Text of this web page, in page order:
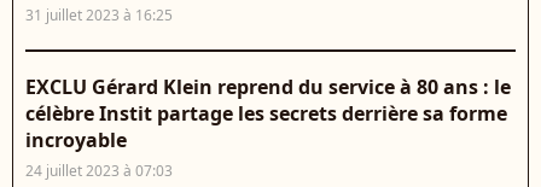
31 juillet 2023 à 16:25
EXCLU Gérard Klein reprend du service à 80 ans : le
célèbre Instit partage les secrets derrière sa forme
incroyable
24 juillet 2023 à 07:03